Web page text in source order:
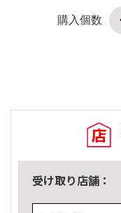
購入個数
受け取り店舗：